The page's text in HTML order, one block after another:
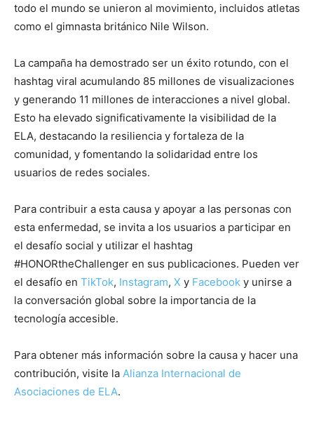
todo el mundo se unieron al movimiento, incluidos atletas
como el gimnasta británico Nile Wilson.
La campaña ha demostrado ser un éxito rotundo, con el
hashtag viral acumulando 85 millones de visualizaciones
y generando 11 millones de interacciones a nivel global.
Esto ha elevado significativamente la visibilidad de la
ELA, destacando la resiliencia y fortaleza de la
comunidad, y fomentando la solidaridad entre los
usuarios de redes sociales.
Para contribuir a esta causa y apoyar a las personas con
esta enfermedad, se invita a los usuarios a participar en
el desafío social y utilizar el hashtag
#HONORtheChallenger en sus publicaciones. Pueden ver
el desafío en TikTok, Instagram, X y Facebook y unirse a
la conversación global sobre la importancia de la
tecnología accesible.
Para obtener más información sobre la causa y hacer una
contribución, visite la Alianza Internacional de
Asociaciones de ELA.